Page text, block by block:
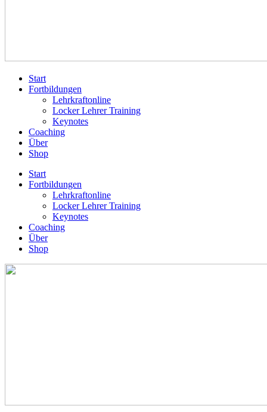
Start
Fortbildungen
Lehrkraftonline
Locker Lehrer Training
Keynotes
Coaching
Über
Shop
Start
Fortbildungen
Lehrkraftonline
Locker Lehrer Training
Keynotes
Coaching
Über
Shop